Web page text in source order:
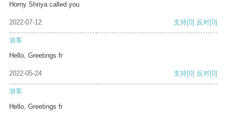
Horny Shriya called you
2022-07-12 支持[0] 反对[0]
游客
Hello, Greetings fr
2022-05-24 支持[0] 反对[0]
游客
Hello, Greetings fr